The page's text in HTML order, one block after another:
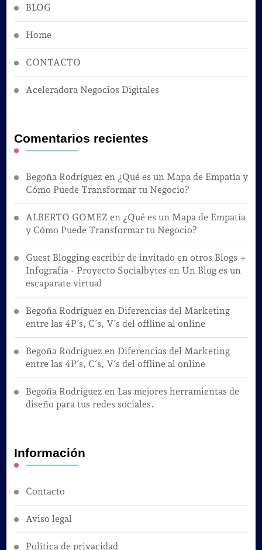
BLOG
Home
CONTACTO
Aceleradora Negocios Digitales
Comentarios recientes
Begoña Rodríguez en ¿Qué es un Mapa de Empatía y
Cómo Puede Transformar tu Negocio?
ALBERTO GOMEZ en ¿Qué es un Mapa de Empatía
y Cómo Puede Transformar tu Negocio?
Guest Blogging escribir de invitado en otros Blogs +
Infografía - Proyecto Socialbytes en Un Blog es un
escaparate virtual
Begoña Rodríguez en Diferencias del Marketing
entre las 4P´s, C´s, V´s del offline al online
Begoña Rodríguez en Diferencias del Marketing
entre las 4P´s, C´s, V´s del offline al online
Begoña Rodríguez en Las mejores herramientas de
diseño para tus redes sociales.
Información
Contacto
Aviso legal
Política de privacidad